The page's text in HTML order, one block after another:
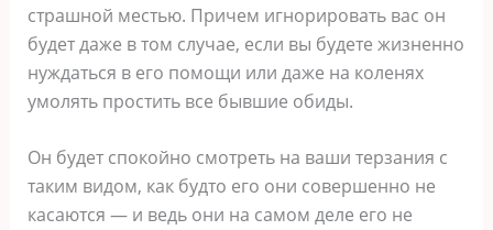
страшной местью. Причем игнорировать вас он
будет даже в том случае, если вы будете жизненно
нуждаться в его помощи или даже на коленях
умолять простить все бывшие обиды.
Он будет спокойно смотреть на ваши терзания с
таким видом, как будто его они совершенно не
касаются ― и ведь они на самом деле его не